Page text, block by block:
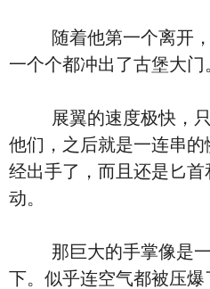
随着他第一个离开，
一个个都冲出了古堡大门
展翼的速度极快，只
他们，之后就是一连串
经出手了，而且还是匕
动。
那巨大的手掌像是一
下。似乎连空气都被压